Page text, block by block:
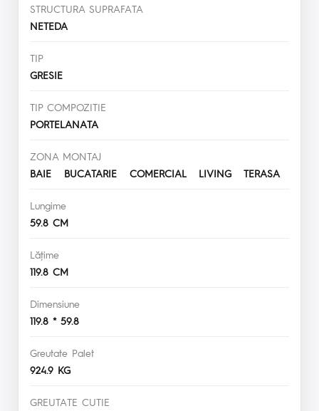
STRUCTURA SUPRAFATA
NETEDA
TIP
GRESIE
TIP COMPOZITIE
PORTELANATA
ZONA MONTAJ
BAIE BUCATARIE COMERCIAL LIVING TERASA
Lungime
59.8 CM
Lăţime
119.8 CM
Dimensiune
119.8 * 59.8
Greutate Palet
924.9 KG
GREUTATE CUTIE